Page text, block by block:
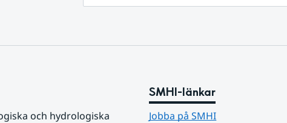
och hydrologiska
SMHI-länkar
Jobba på SMHI